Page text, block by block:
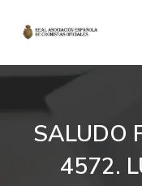
SALUDO
4572.